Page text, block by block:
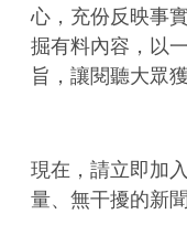
心，充份反映事
掘有料內容，以
旨，讓閱聽大眾
現在，請立即加
量、無干擾的新聞